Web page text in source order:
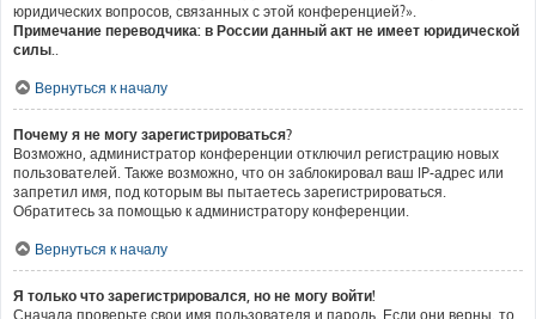
юридических вопросов, связанных с этой конференцией?».
Примечание переводчика: в России данный акт не имеет юридической
силы..
Вернуться к началу
Почему я не могу зарегистрироваться?
Возможно, администратор конференции отключил регистрацию новых
пользователей. Также возможно, что он заблокировал ваш IP-адрес или
запретил имя, под которым вы пытаетесь зарегистрироваться.
Обратитесь за помощью к администратору конференции.
Вернуться к началу
Я только что зарегистрировался, но не могу войти!
Сначала проверьте свои имя пользователя и пароль. Если они верны, то